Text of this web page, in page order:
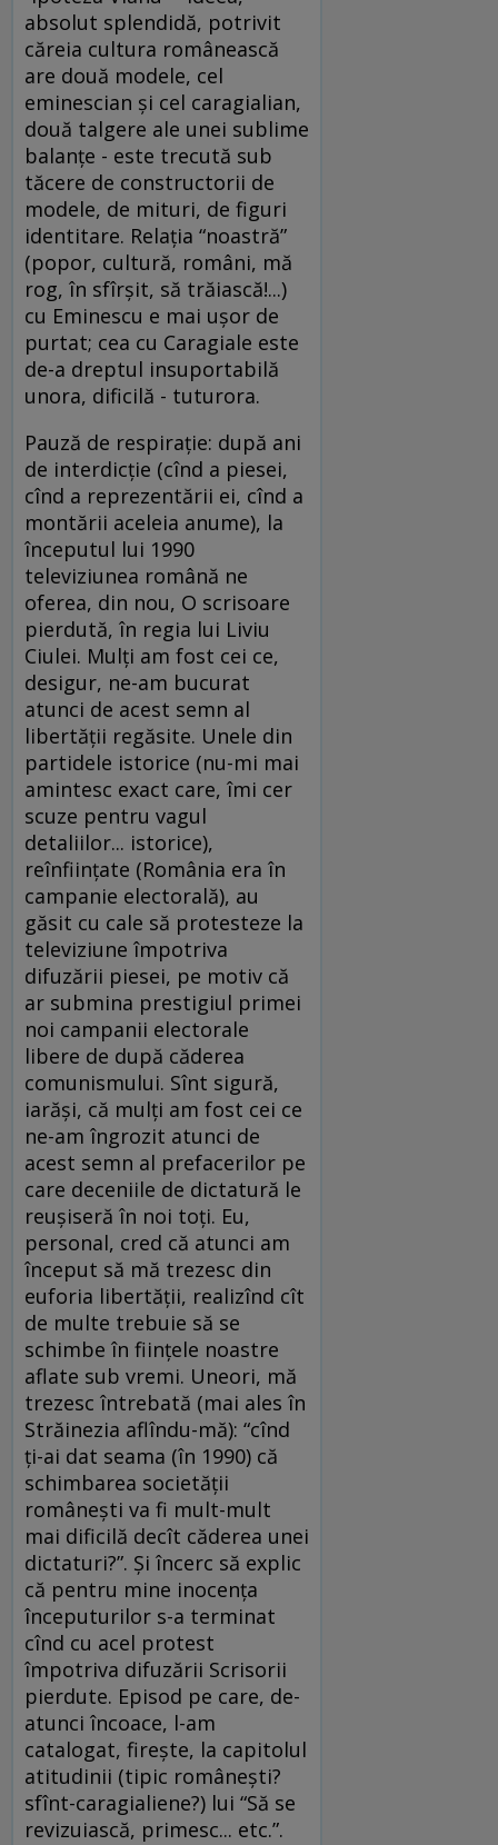
absolut splendidă, potrivit
căreia cultura românească
are două modele, cel
eminescian şi cel caragialian,
două talgere ale unei sublime
balanţe - este trecută sub
tăcere de constructorii de
modele, de mituri, de figuri
identitare. Relaţia “noastră”
(popor, cultură, români, mă
rog, în sfîrşit, să trăiască!...)
cu Eminescu e mai uşor de
purtat; cea cu Caragiale este
de-a dreptul insuportabilă
unora, dificilă - tuturora.
Pauză de respiraţie: după ani
de interdicţie (cînd a piesei,
cînd a reprezentării ei, cînd a
montării aceleia anume), la
începutul lui 1990
televiziunea română ne
oferea, din nou, O scrisoare
pierdută, în regia lui Liviu
Ciulei. Mulţi am fost cei ce,
desigur, ne-am bucurat
atunci de acest semn al
libertăţii regăsite. Unele din
partidele istorice (nu-mi mai
amintesc exact care, îmi cer
scuze pentru vagul
detaliilor... istorice),
reînfiinţate (România era în
campanie electorală), au
găsit cu cale să protesteze la
televiziune împotriva
difuzării piesei, pe motiv că
ar submina prestigiul primei
noi campanii electorale
libere de după căderea
comunismului. Sînt sigură,
iarăşi, că mulţi am fost cei ce
ne-am îngrozit atunci de
acest semn al prefacerilor pe
care deceniile de dictatură le
reuşiseră în noi toţi. Eu,
personal, cred că atunci am
început să mă trezesc din
euforia libertăţii, realizînd cît
de multe trebuie să se
schimbe în fiinţele noastre
aflate sub vremi. Uneori, mă
trezesc întrebată (mai ales în
Străinezia aflîndu-mă): “cînd
ţi-ai dat seama (în 1990) că
schimbarea societăţii
româneşti va fi mult-mult
mai dificilă decît căderea unei
dictaturi?”. Şi încerc să explic
că pentru mine inocenţa
începuturilor s-a terminat
cînd cu acel protest
împotriva difuzării Scrisorii
pierdute. Episod pe care, de-
atunci încoace, l-am
catalogat, fireşte, la capitolul
atitudinii (tipic româneşti?
sfînt-caragialiene?) lui “Să se
revizuiască, primesc... etc.”.